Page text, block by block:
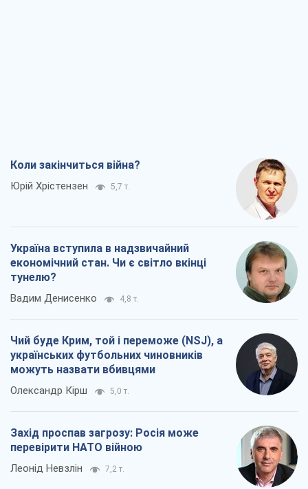
Коли закінчиться війна?
Юрій Хрістензен 5,7 т.
Україна вступила в надзвичайний
економічний стан. Чи є світло вкінці
тунелю?
Вадим Денисенко 4,8 т.
Чий буде Крим, той і переможе (NSJ), а
українських футбольних чиновників
можуть назвати вбивцями
Олександр Кірш 5,0 т.
Захід проспав загрозу: Росія може
перевірити НАТО війною
Леонід Невзлін 7,2 т.